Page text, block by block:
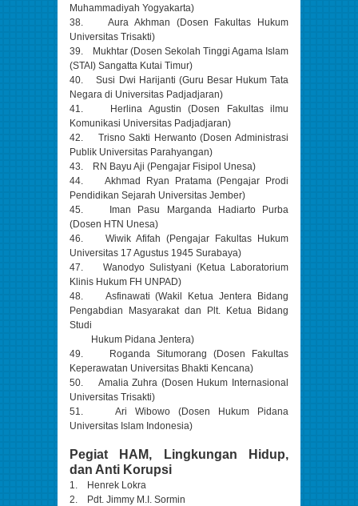
Muhammadiyah Yogyakarta)
38. Aura Akhman (Dosen Fakultas Hukum
Universitas Trisakti)
39. Mukhtar (Dosen Sekolah Tinggi Agama Islam
(STAI) Sangatta Kutai Timur)
40. Susi Dwi Harijanti (Guru Besar Hukum Tata
Negara di Universitas Padjadjaran)
41. Herlina Agustin (Dosen Fakultas ilmu
Komunikasi Universitas Padjadjaran)
42. Trisno Sakti Herwanto (Dosen Administrasi
Publik Universitas Parahyangan)
43. RN Bayu Aji (Pengajar Fisipol Unesa)
44. Akhmad Ryan Pratama (Pengajar Prodi
Pendidikan Sejarah Universitas Jember)
45. Iman Pasu Marganda Hadiarto Purba
(Dosen HTN Unesa)
46. Wiwik Afifah (Pengajar Fakultas Hukum
Universitas 17 Agustus 1945 Surabaya)
47. Wanodyo Sulistyani (Ketua Laboratorium
Klinis Hukum FH UNPAD)
48. Asfinawati (Wakil Ketua Jentera Bidang
Pengabdian Masyarakat dan Plt. Ketua Bidang
Studi
Hukum Pidana Jentera)
49. Roganda Situmorang (Dosen Fakultas
Keperawatan Universitas Bhakti Kencana)
50. Amalia Zuhra (Dosen Hukum Internasional
Universitas Trisakti)
51. Ari Wibowo (Dosen Hukum Pidana
Universitas Islam Indonesia)
Pegiat HAM, Lingkungan Hidup,
dan Anti Korupsi
1. Henrek Lokra
2. Pdt. Jimmy M.I. Sormin